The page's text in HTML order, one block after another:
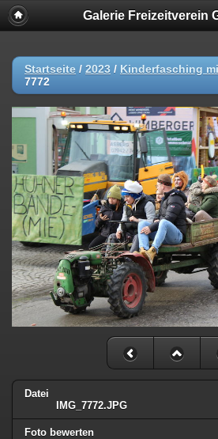
Galerie Freizeitverein
Startseite / 2023 / Kinderfasching
7772
Datei
IMG_7772.JPG
Foto bewerten